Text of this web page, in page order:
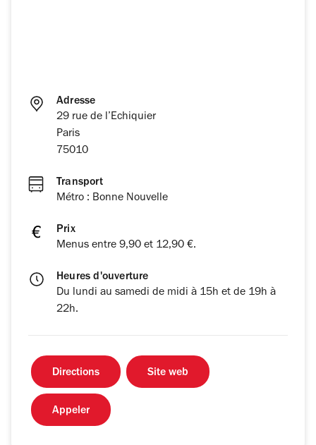
Adresse
29 rue de l’Echiquier
Paris
75010
Transport
Métro : Bonne Nouvelle
Prix
Menus entre 9,90 et 12,90 €.
Heures d'ouverture
Du lundi au samedi de midi à 15h et de 19h à
22h.
Directions Site web
Appeler